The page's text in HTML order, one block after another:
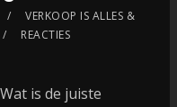
VERKOOP IS ALLES &
REACTIES
is de juiste